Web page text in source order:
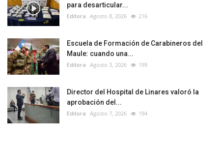
para desarticular...
Editora Agosto 8, 2026 216
Escuela de Formación de Carabineros del
Maule: cuando una...
Editora Agosto 3, 2026 199
Director del Hospital de Linares valoró la
aprobación del...
Editora Agosto 7, 2026 194